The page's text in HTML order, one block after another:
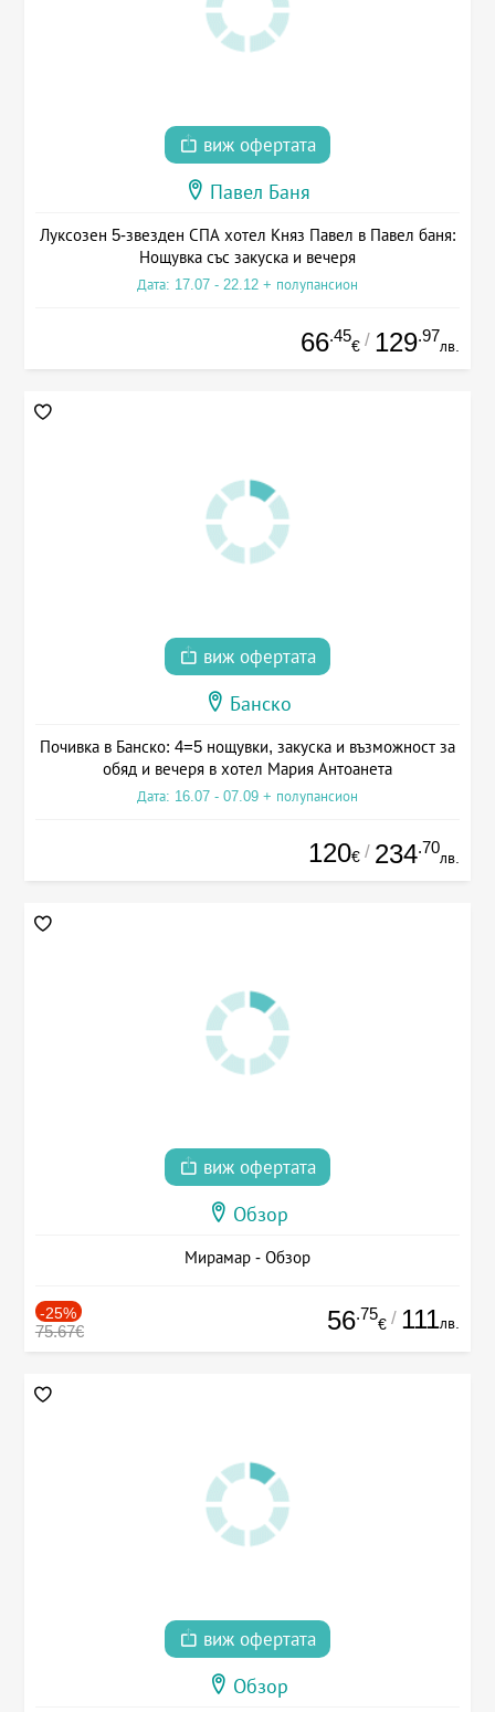
виж офертата
Павел Баня
Луксозен 5-звезден СПА хотел Княз Павел в Павел баня:
Нощувка със закуска и вечеря
Дата: 17.07 - 22.12 + полупансион
66.45
€ / 129.97
лв.
виж офертата
Банско
Почивка в Банско: 4=5 нощувки, закуска и възможност за
обяд и вечеря в хотел Мария Антоанета
Дата: 16.07 - 07.09 + полупансион
120€ / 234.70
лв.
виж офертата
Обзор
Мирамар - Обзор
-25%
75.67€ 56.75
€ / 111лв.
виж офертата
Обзор